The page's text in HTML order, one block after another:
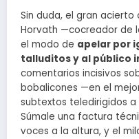
Sin duda, el gran
Horvath —cocreador de
el modo de apelar por
talluditos y al público
comentarios incisivos
bobalicones —en el
subtextos teledirigidos
Súmale una factura
voces a la altura, y el